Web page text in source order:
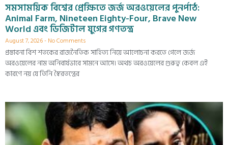
সমসাময়িক বিশ্বের প্রেক্ষিতে জর্জ অরওয়েলের পুনর্পাঠ:
Animal Farm, Nineteen Eighty-Four, Brave New
World এবং ডিজিটাল যুগের গণতন্ত্র
August 7, 2026 No Comments
প্রস্তাবনা বিশ শতকের রাজনৈতিক সাহিত্য নিয়ে আলোচনা করতে গেলে জর্জ
অরওয়েলের নাম অনিবার্যভাবে সামনে আসে। অথচ অরওয়েলের গুরুত্ব কেবল এই
কারণে নয় যে তিনি স্বৈরতন্ত্রের